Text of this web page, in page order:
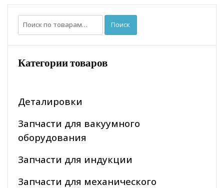
Искать: Поиск
Категории товаров
Деталировки
Запчасти для вакуумного
оборудования
Запчасти для индукции
Запчасти для механического